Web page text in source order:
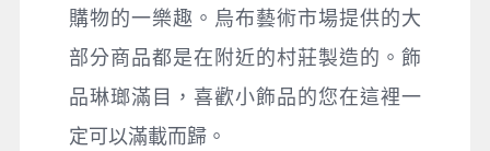
購物的一樂趣。烏布藝術市場提供的大
部分商品都是在附近的村莊製造的。飾
品琳瑯滿目，喜歡小飾品的您在這裡一
定可以滿載而歸。